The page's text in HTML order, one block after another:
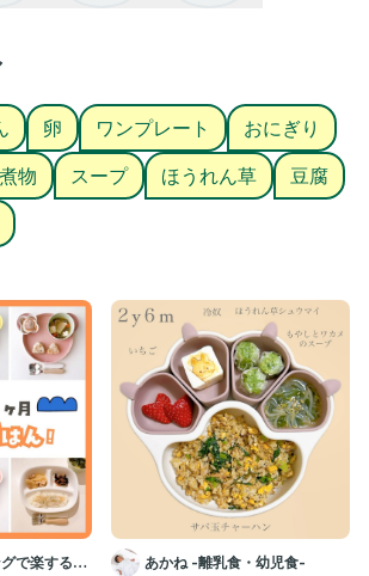
だ😭♡
はん#親子ごはんの悩みサポート#PR
卵 ワンプレート
おにぎり
煮物 スープ ほうれん草
豆腐
で楽する離
あかね -離乳食・幼児食-